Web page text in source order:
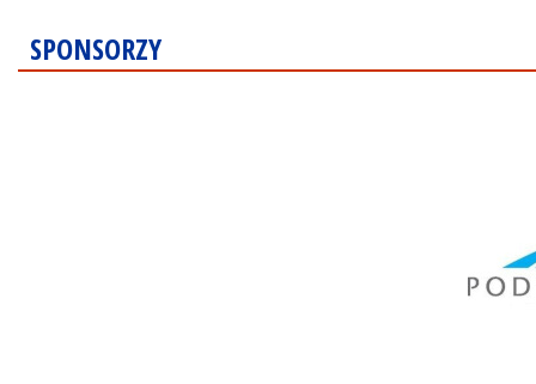
SPONSORZY